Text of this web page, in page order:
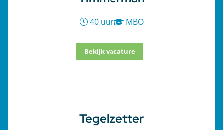
40 uur MBO
Bekijk vacature
Tegelzetter